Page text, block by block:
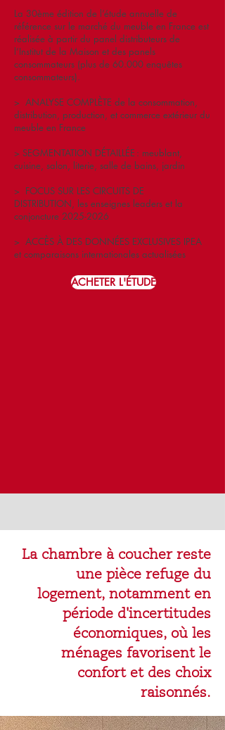
La 30ème édition de l’étude annuelle de
référence sur le marché du meuble en France est
réalisée à partir du panel distributeurs de
l’Institut de la Maison et des panels
consommateurs (plus de 60.000 enquêtes
consommateurs).
> ANALYSE COMPLÈTE de la consommation,
distribution, production, et commerce extérieur du
meuble en France
> SEGMENTATION DÉTAILLÉE : meublant,
cuisine, salon, literie, salle de bains, jardin
> FOCUS SUR LES CIRCUITS DE
DISTRIBUTION, les enseignes leaders et la
conjoncture 2025-2026
> ACCÈS À DES DONNÉES EXCLUSIVES IPEA
et comparaisons internationales actualisées
ACHETER L'ÉTUDE
La chambre à coucher reste
une pièce refuge du
logement, notamment en
période d'incertitudes
économiques, où les
ménages favorisent le
confort et des choix
raisonnés.